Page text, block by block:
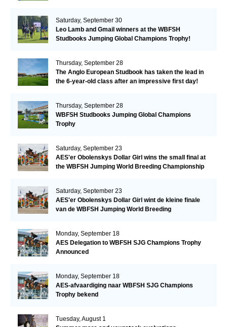
Saturday, September 30
Leo Lamb and Gmail winners at the WBFSH
Studbooks Jumping Global Champions Trophy!
Thursday, September 28
The Anglo European Studbook has taken the lead in
the 6-year-old class after an impressive first day!​
Thursday, September 28
WBFSH Studbooks Jumping Global Champions
Trophy
Saturday, September 23
AES'er Obolenskys Dollar Girl wins the small final at
the WBFSH Jumping World Breeding Championship
Saturday, September 23
AES'er Obolenskys Dollar Girl wint de kleine finale
van de WBFSH Jumping World Breeding
Monday, September 18
AES Delegation to WBFSH SJG Champions Trophy
Announced
Monday, September 18
AES-afvaardiging naar WBFSH SJG Champions
Trophy bekend
Tuesday, August 1